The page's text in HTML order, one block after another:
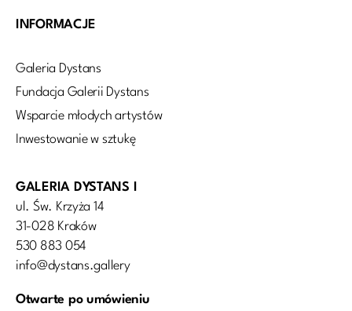
INFORMACJE
Galeria Dystans
Fundacja Galerii Dystans
Wsparcie młodych artystów
Inwestowanie w sztukę
GALERIA DYSTANS I
ul. Św. Krzyża 14
31-028 Kraków
530 883 054
info@dystans.gallery
Otwarte po umówieniu